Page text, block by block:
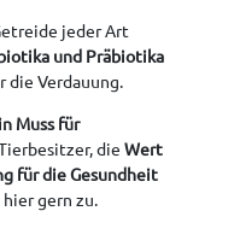
jeder Art
und Präbiotika
die Verdauung.
Muss für
die Wert
für die Gesundheit
gern zu.